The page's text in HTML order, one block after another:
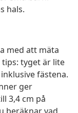
hals.
med att mäta
tyget är lite
fästena.
ger
3,4 cm på